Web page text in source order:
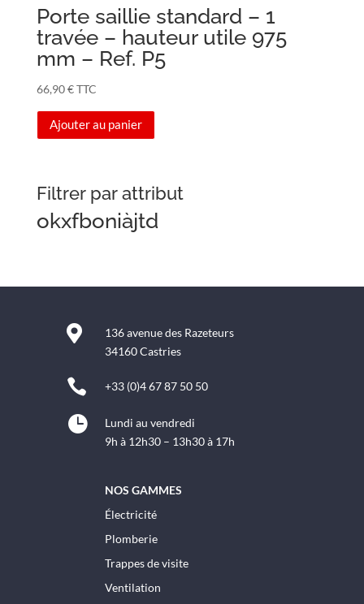
Porte saillie standard – 1
travée – hauteur utile 975
mm – Ref. P5
66,90€TTC
Ajouter au panier
Filtrer par attribut
okxfboniàjtd

136 avenue des Razeteurs
34160 Castries
 +33 (0)4 67 87 50 50

Lundi au vendredi
9h à 12h30 – 13h30 à 17h
NOS GAMMES
Électricité
Plomberie
Trappes de visite
Ventilation